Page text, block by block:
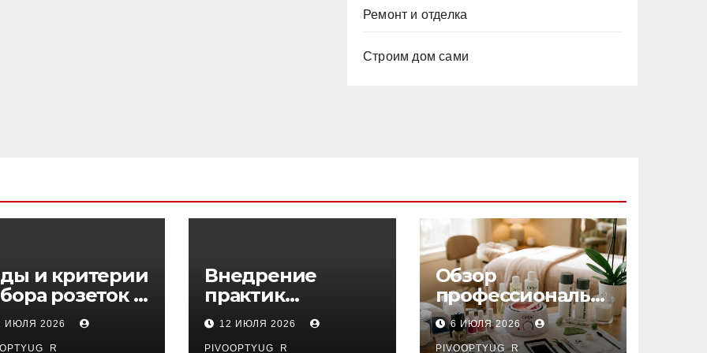
Ремонт и отделка
Строим дом сами
и критерии
розеток и
ИЮЛЯ 2026
Внедрение
практик
управляемого
DevOps в
12 ИЮЛЯ 2026
PIVOOPTYUG_R
Обзор
профессиональн
ых материалов и
инструментов
6 ИЮЛЯ 2026
PIVOOPTYUG_R